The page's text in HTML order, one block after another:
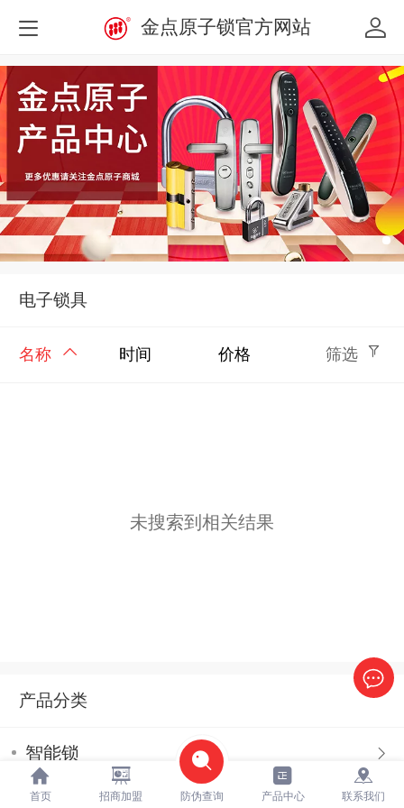
金点原子锁官方网站
电子锁具
名称 时间 价格 筛选
未搜索到相关结果
产品分类
智能锁
机械锁具
首页 招商加盟 防伪查询 产品中心 联系我们